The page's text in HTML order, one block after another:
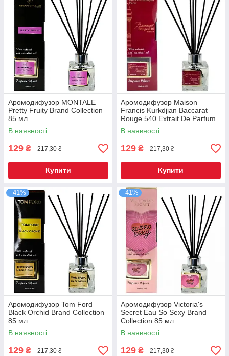
Аромодифузор MONTALE
Pretty Fruity Brand Collection
85 мл
В наявності
129 ₴ 217,30 ₴
Купити
Аромодифузор Maison
Francis Kurkdjian Baccarat
Rouge 540 Extrait De Parfum
Brand Collection 85 мл
В наявності
129 ₴ 217,30 ₴
Купити
–41%
Аромодифузор Tom Ford
Black Orchid Brand Collection
85 мл
В наявності
129 ₴ 217,30 ₴
–41%
Аромодифузор Victoria's
Secret Eau So Sexy Brand
Collection 85 мл
В наявності
129 ₴ 217,30 ₴